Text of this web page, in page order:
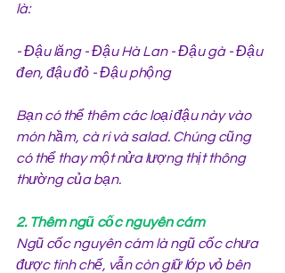
là:
- Đậu lăng - Đậu Hà Lan - Đậu gà - Đậu
đen, đậu đỏ - Đậu phộng
Bạn có thể thêm các loại đậu này vào
món hầm, cà ri và salad. Chúng cũng
có thể thay một nửa lượng thịt thông
thường của bạn.
2. Thêm ngũ cốc nguyên cám
Ngũ cốc nguyên cám là ngũ cốc chưa
được tinh chế, vẫn còn giữ lớp vỏ bên